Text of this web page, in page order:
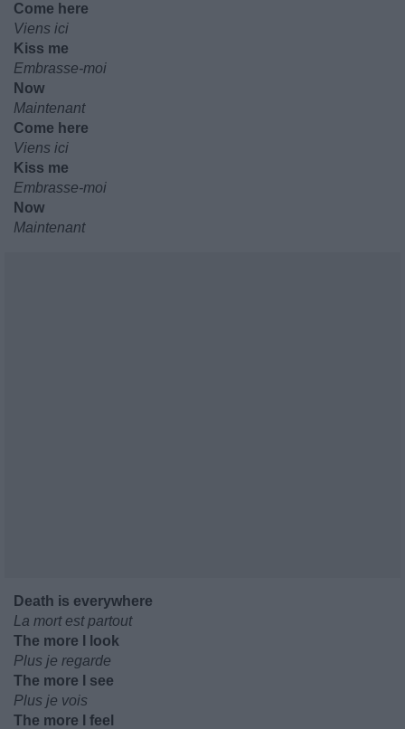
Come here
Viens ici
Kiss me
Embrasse-moi
Now
Maintenant
Come here
Viens ici
Kiss me
Embrasse-moi
Now
Maintenant
Death is everywhere
La mort est partout
The more I look
Plus je regarde
The more I see
Plus je vois
The more I feel